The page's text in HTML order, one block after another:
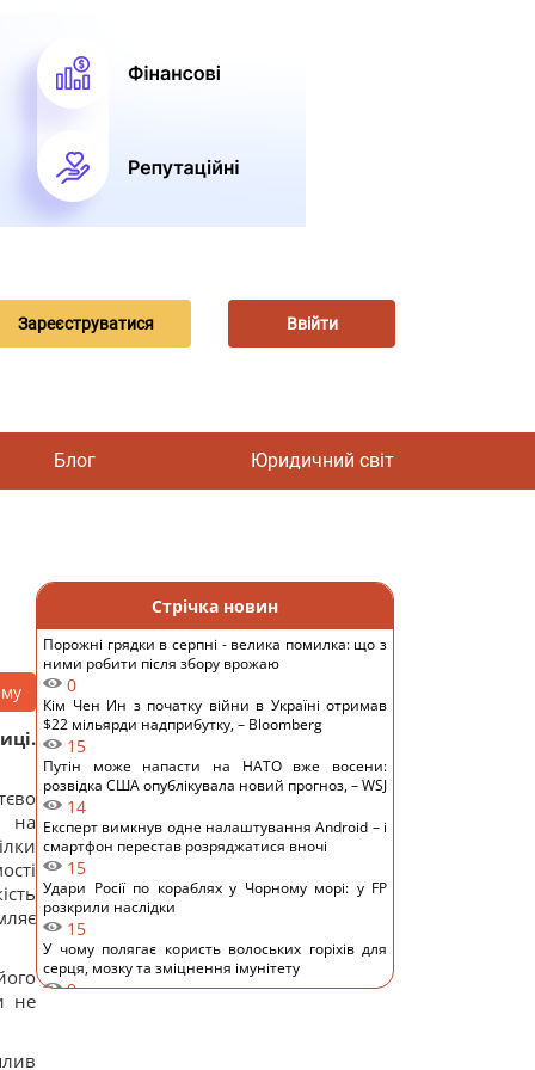
Зареєструватися Ввійти
Блог Юридичний світ
на
не
Стрічка новин
Порожні грядки в серпні - велика помилка: що з
ними робити після збору врожаю
0
Кім Чен Ин з початку війни в Україні отримав
$22 мільярди надприбутку, – Bloomberg
15
Путін може напасти на НАТО вже восени:
розвідка США опублікувала новий прогноз, – WSJ
14
Експерт вимкнув одне налаштування Android – і
смартфон перестав розряджатися вночі
15
Удари Росії по кораблях у Чорному морі: у FP
розкрили наслідки
15
У чому полягає користь волоських горіхів для
серця, мозку та зміцнення імунітету
9